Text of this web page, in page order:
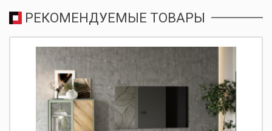
РЕКОМЕНДУЕМЫЕ ТОВАРЫ